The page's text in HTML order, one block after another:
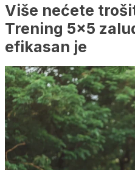
Više nećete
Trening 5×5
efikasan je